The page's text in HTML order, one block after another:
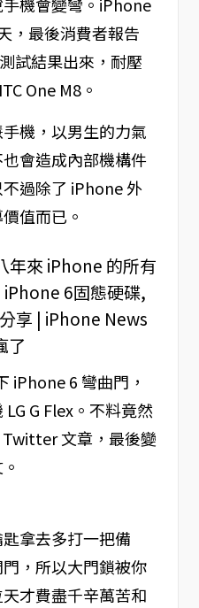
機會變彎。iPhone
，最後消費者報告
試結果出來，耐壓
One M8。
機，以男生的力氣
會造成內部機構件
過除了 iPhone 外
值而已。
iPhone 6 彎曲門，
G Flex。不料竟然
文章，最後變
拿去多打一把備
，所以大門鎖被你
才費盡千辛萬苦和